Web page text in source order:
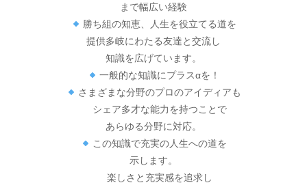
まで幅広い経験
勝ち組の知恵、人生を役立てる道を
提供多岐にわたる友達と交流し
知識を広げています。
一般的な知識にプラスαを！
さまざまな分野のプロのアイディアも
シェア多才な能力を持つことで
あらゆる分野に対応。
この知識で充実の人生への道を
示します。
楽しさと充実感を追求し